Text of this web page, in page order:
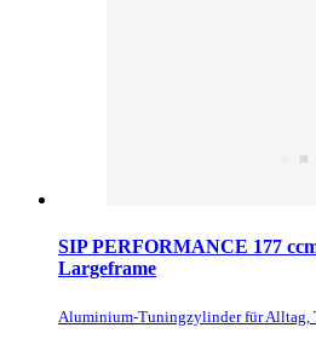
SIP PERFORMANCE 177
Largeframe
Aluminium-Tuningzylinder für Alltag,